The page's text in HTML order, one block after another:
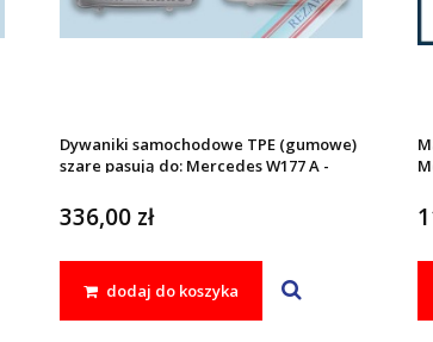
Dywaniki samochodowe TPE (gumowe)
szare pasują do: Mercedes W177 A -
2018 - , CLA II C118 2019 -
336,00 zł
dodaj do koszyka